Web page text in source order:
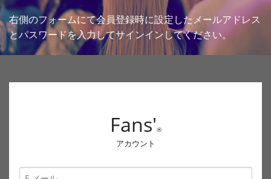
右側のフォームにて会員登録時に設定したメールアドレス
とパスワードを入力してサインインしてください。
Fans'®
アカウント